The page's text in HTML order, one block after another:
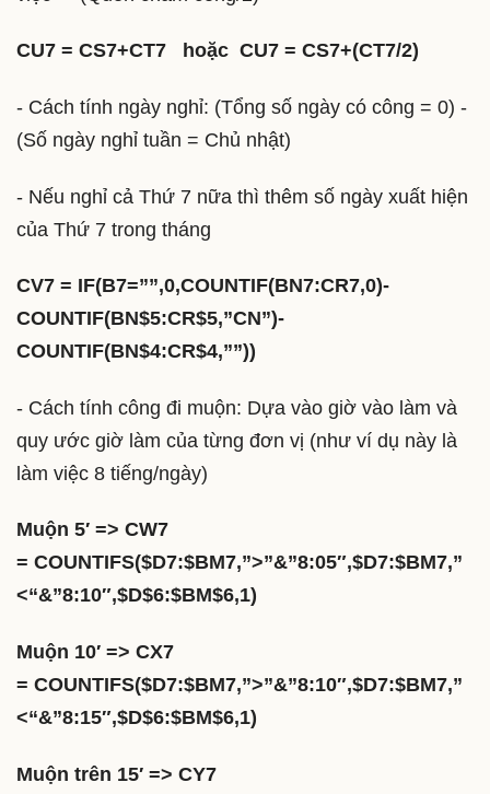
CU7 = CS7+CT7 hoặc CU7 = CS7+(CT7/2)
- Cách tính ngày nghỉ: (Tổng số ngày có công = 0) -
(Số ngày nghỉ tuần = Chủ nhật)
- Nếu nghỉ cả Thứ 7 nữa thì thêm số ngày xuất hiện
của Thứ 7 trong tháng
CV7 = IF(B7=””,0,COUNTIF(BN7:CR7,0)-
COUNTIF(BN$5:CR$5,”CN”)-
COUNTIF(BN$4:CR$4,””))
- Cách tính công đi muộn: Dựa vào giờ vào làm và
quy ước giờ làm của từng đơn vị (như ví dụ này là
làm việc 8 tiếng/ngày)
Muộn 5′ => CW7
= COUNTIFS($D7:$BM7,”>”&”8:05″,$D7:$BM7,”
<“&”8:10″,$D$6:$BM$6,1)
Muộn 10′ => CX7
= COUNTIFS($D7:$BM7,”>”&”8:10″,$D7:$BM7,”
<“&”8:15″,$D$6:$BM$6,1)
Muộn trên 15′ => CY7